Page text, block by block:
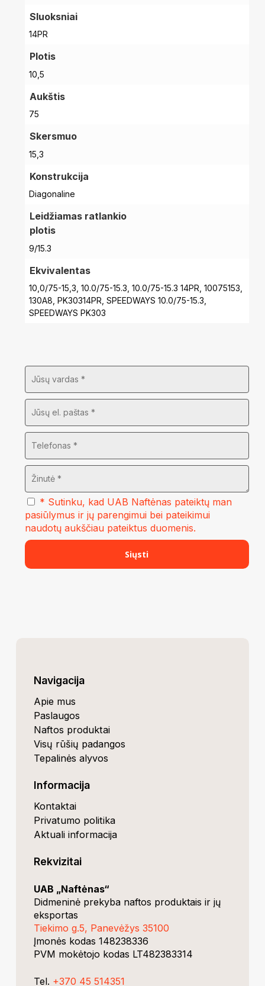
Sluoksniai
14PR
Plotis
10,5
Aukštis
75
Skersmuo
15,3
Konstrukcija
Diagonaline
Leidžiamas ratlankio
plotis
9/15.3
Ekvivalentas
10,0/75-15,3, 10.0/75-15.3, 10.0/75-15.3 14PR, 10075153,
130A8, PK30314PR, SPEEDWAYS 10.0/75-15.3,
SPEEDWAYS PK303
* Sutinku, kad UAB Naftėnas pateiktų man
pasiūlymus ir jų parengimui bei pateikimui
naudotų aukščiau pateiktus duomenis.
Navigacija
Apie mus
Paslaugos
Naftos produktai
Visų rūšių padangos
Tepalinės alyvos
Informacija
Kontaktai
Privatumo politika
Aktuali informacija
Rekvizitai
UAB „Naftėnas“
Didmeninė prekyba naftos produktais ir jų
eksportas
Tiekimo g.5, Panevėžys 35100
Įmonės kodas 148238336
PVM mokėtojo kodas LT482383314
Tel. +370 45 514351